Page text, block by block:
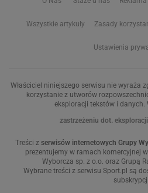
Wszystkie artykuły Zasady
Ustawienia
Właściciel niniejszego serwisu nie wyraża
korzystanie z utworów
eksploracji tekstów i danych.
zastrzeżeniu dot.
Treści z serwisów internetowych Grupy
prezentujemy w ramach komercyjnej
Wyborcza sp. z o.o. oraz Grupą
Wybrane treści z serwisu Sport.pl są
subskrypcji